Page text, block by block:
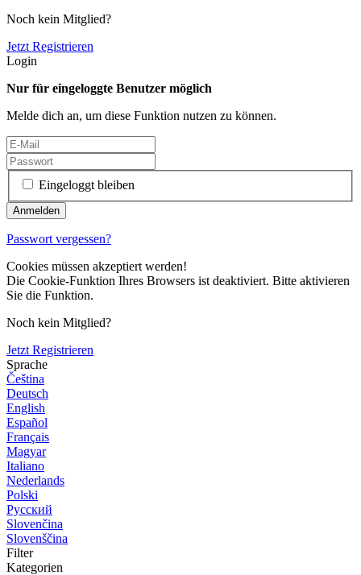
Noch kein Mitglied?
Jetzt Registrieren
Login
Nur für eingeloggte Benutzer möglich
Melde dich an, um diese Funktion nutzen zu können.
Eingeloggt bleiben
Passwort vergessen?
Cookies müssen akzeptiert werden!
Die Cookie-Funktion Ihres Browsers ist deaktiviert. Bitte aktivieren
Sie die Funktion.
Noch kein Mitglied?
Jetzt Registrieren
Sprache
Čeština
Deutsch
English
Español
Français
Magyar
Italiano
Nederlands
Polski
Русский
Slovenčina
Slovenščina
Filter
Kategorien